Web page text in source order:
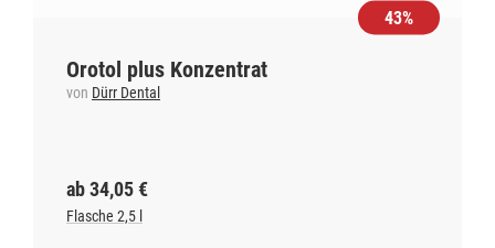
43%
Orotol plus Konzentrat
von Dürr Dental
ab 34,05 €
Flasche 2,5 l